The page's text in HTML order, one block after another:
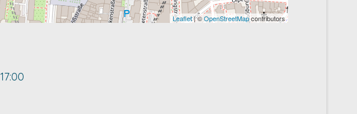
Leaflet| ©OpenStreetMapcontributors
17:00